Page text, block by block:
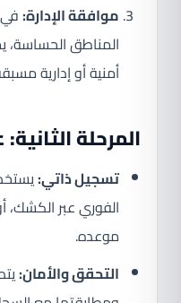
موافقة الإدارة:في
المناطق
أمنية أو إدارية
المرحلة
تسجيل ذاتي:
الفوري عبر الكشك،
موعده.
التحقق والأمان: